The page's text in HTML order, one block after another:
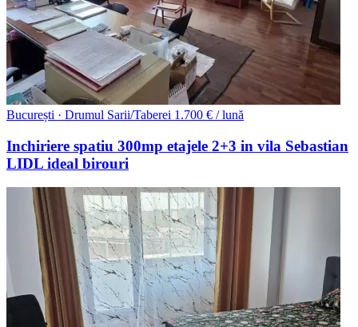
București · Drumul Sarii/Taberei 1.700 € / lună
Inchiriere spatiu 300mp etajele 2+3 in vila Sebastian
LIDL ideal birouri